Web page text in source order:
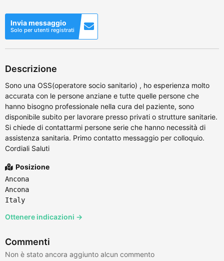
Invia messaggio
Solo per utenti registrati
Descrizione
Sono una OSS(operatore socio sanitario) , ho esperienza molto
accurata con le persone anziane e tutte quelle persone che
hanno bisogno professionale nella cura del paziente, sono
disponibile subito per lavorare presso privati o strutture sanitarie.
Si chiede di contattarmi persone serie che hanno necessità di
assistenza sanitaria. Primo contatto messaggio per colloquio.
Cordiali Saluti
Posizione
Ancona
Ancona
Italy
Ottenere indicazioni →
Commenti
Non è stato ancora aggiunto alcun commento